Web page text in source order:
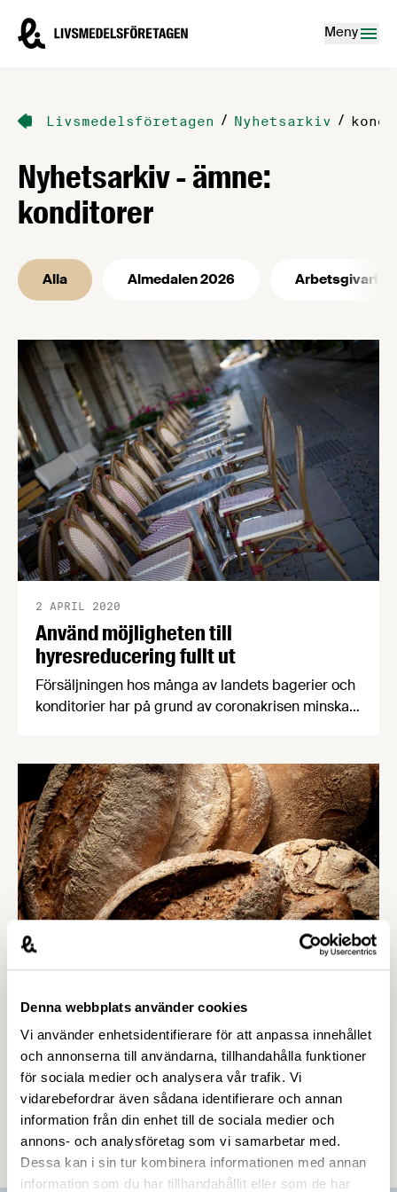
Denna webbplats använder cookies
Vi använder enhetsidentifierare för att anpassa innehållet
och annonserna till användarna, tillhandahålla funktioner
för sociala medier och analysera vår trafik. Vi
vidarebefordrar även sådana identifierare och annan
information från din enhet till de sociala medier och
annons- och analysföretag som vi samarbetar med.
Dessa kan i sin tur kombinera informationen med annan
information som du har tillhandahållit eller som de har
Livsmedelsföretagen – till startsidan
Meny
Livsmedelsföretagen / Nyhetsarkiv /
Nyhetsarkiv - ämne:
konditorer
Alla Almedalen 2026
Använd möjligheten till
hyresreducering fullt ut
2 APRIL 2020
Försäljningen hos många av landets bagerier och
konditorier har på grund av coronakrisen minskat
konditorer (SBK) är därför positiva till regeringens
förslag för sänkta hyror och uppmanar
medlemsföretag att använda systemet för
hyresreduceringar fullt ut.
Nu ska det bli enklare och tydligare
om bröd
5 MARS 2019
Sveriges bagare & konditorer, SBK, har tagit
initiativ till nya branschöverenskommelser som
ska göra det enklare och tydligare för både
konsumenter och bageribranschen att förstå vad